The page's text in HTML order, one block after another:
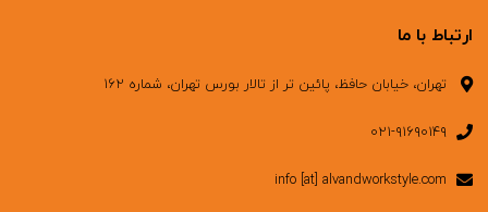
ارتباط با ما
تهران، خیابان حافظ، پائین تر از تالار بورس تهران، شماره ۱۶۲
۰۲۱-۹۱۶۹۰۱۴۹
info [at] alvandworkstyle.com